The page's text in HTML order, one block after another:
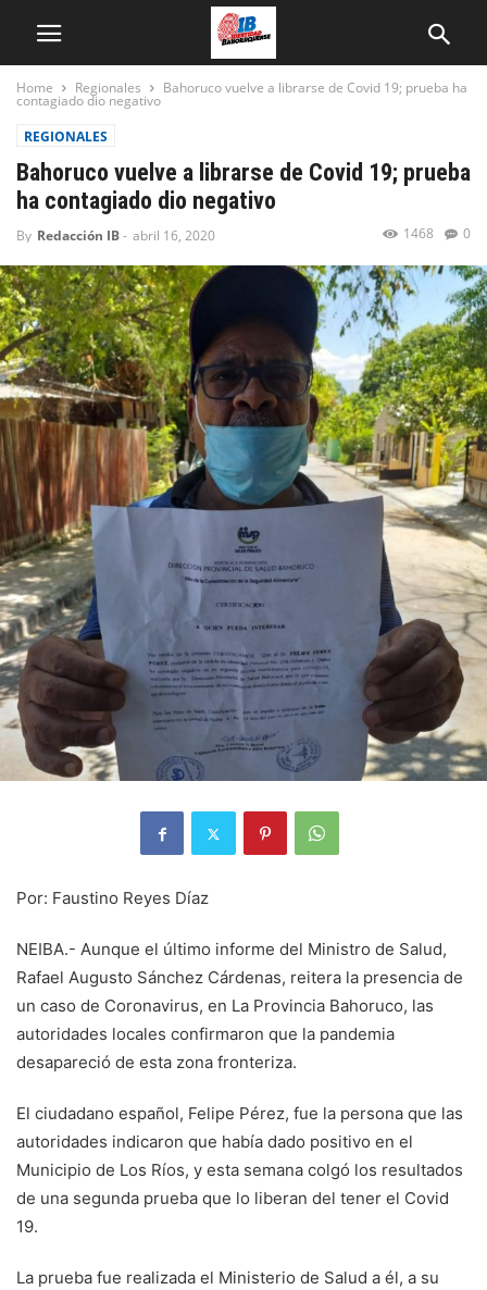
Home Regionales Bahoruco vuelve a librarse de Covid 19; prueba ha
contagiado dio negativo
REGIONALES
Bahoruco vuelve a librarse de Covid 19; prueba
ha contagiado dio negativo
By Redacción IB- abril 16, 2020 0
1468
Por: Faustino Reyes Díaz
NEIBA.- Aunque el último informe del Ministro de Salud,
Rafael Augusto Sánchez Cárdenas, reitera la presencia de
un caso de Coronavirus, en La Provincia Bahoruco, las
autoridades locales confirmaron que la pandemia
desapareció de esta zona fronteriza.
El ciudadano español, Felipe Pérez, fue la persona que las
autoridades indicaron que había dado positivo en el
Municipio de Los Ríos, y esta semana colgó los resultados
de una segunda prueba que lo liberan del tener el Covid
19.
La prueba fue realizada el Ministerio de Salud a él, a su